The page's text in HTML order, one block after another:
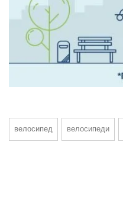
велосипед велосипеди